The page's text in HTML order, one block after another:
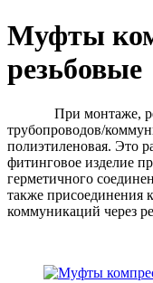
Муфты
резьбовые
При монтаже,
трубопроводов/
полиэтиленовая. Это
фитинговое изделие
герметичного
также присоединения
коммуникаций через